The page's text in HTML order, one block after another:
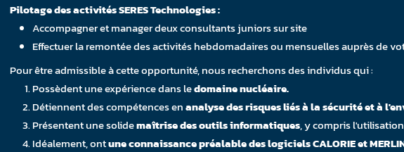
Pilotage des activités SERES Technologies :
Accompagner et manager deux consultants juniors sur site
Effectuer la remontée des activités hebdomadaires ou mensuelles auprès de
Pour être admissible à cette opportunité, nous recherchons des individus qui :
Possèdent une expérience dans ledomaine nucléaire.
Détiennent des compétences enanalyse des risques liés à la sécurité et à
Présentent une solidemaîtrise des outils informatiques, y compris
Idéalement, ontune connaissance préalable des logiciels CALORIE et